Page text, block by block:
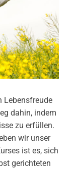
Lebensfreude
dahin, indem
zu erfüllen.
wir unser
ist es, sich
gerichteten